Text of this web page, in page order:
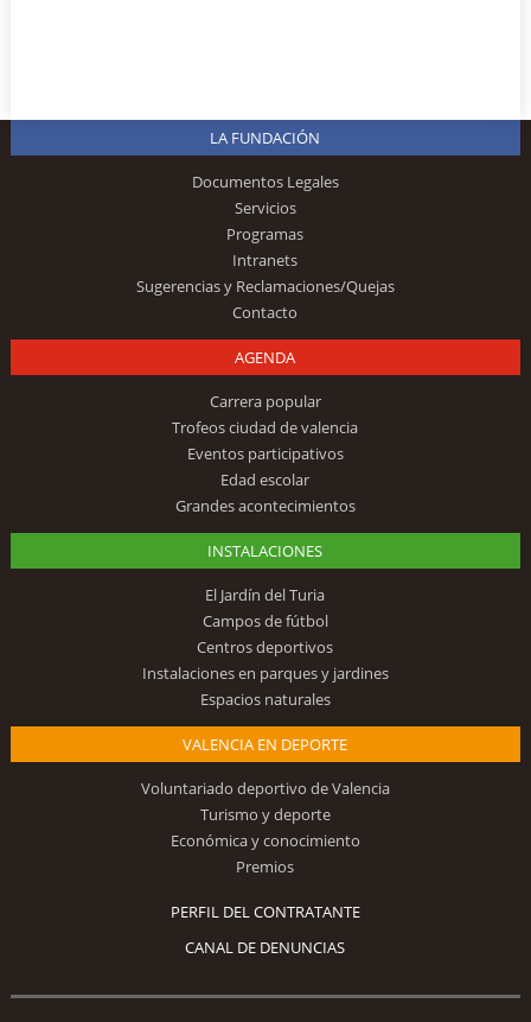
LA FUNDACIÓN
Documentos Legales
Servicios
Programas
Intranets
Sugerencias y Reclamaciones/Quejas
Contacto
AGENDA
Carrera popular
Trofeos ciudad de valencia
Eventos participativos
Edad escolar
Grandes acontecimientos
INSTALACIONES
El Jardín del Turia
Campos de fútbol
Centros deportivos
Instalaciones en parques y jardines
Espacios naturales
VALENCIA EN DEPORTE
Voluntariado deportivo de Valencia
Turismo y deporte
Económica y conocimiento
Premios
PERFIL DEL CONTRATANTE
CANAL DE DENUNCIAS